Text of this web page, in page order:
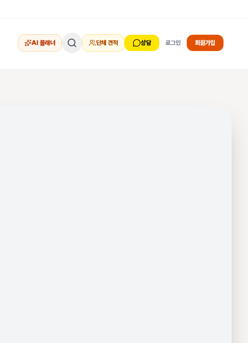
AI 플래너 단체 견적 상담 로그인 회원가입